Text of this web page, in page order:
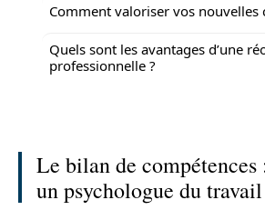
Comment valoriser vos nouvelles
Quels sont les avantages d’une
professionnelle ?
Le bilan de compétences
un psychologue du travail